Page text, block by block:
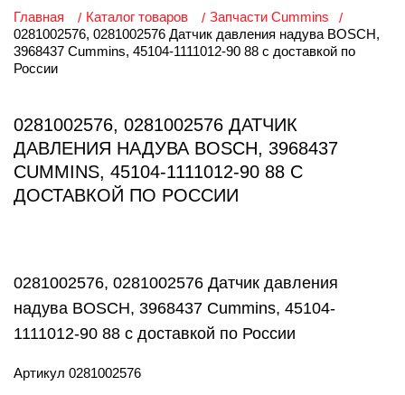
Главная Каталог товаров
Запчасти Cummins
0281002576, 0281002576 Датчик давления надува BOSCH,
3968437 Cummins, 45104-1111012-90 88 с доставкой по
России
0281002576, 0281002576 ДАТЧИК
ДАВЛЕНИЯ НАДУВА BOSCH, 3968437
CUMMINS, 45104-1111012-90 88 С
ДОСТАВКОЙ ПО РОССИИ
0281002576, 0281002576 Датчик давления
надува BOSCH, 3968437 Cummins, 45104-
1111012-90 88 с доставкой по России
Артикул 0281002576